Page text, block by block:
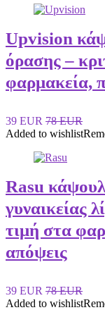
Upvision
όρασης –
φαρμακεία,
39 EUR 78 EUR
Added to wishlist
Rasu
γυναικείας
τιμή στα
απόψεις
39 EUR 78 EUR
Added to wishlist